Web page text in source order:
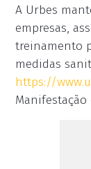
A Urbes
empresas,
treinamento
medidas
https://